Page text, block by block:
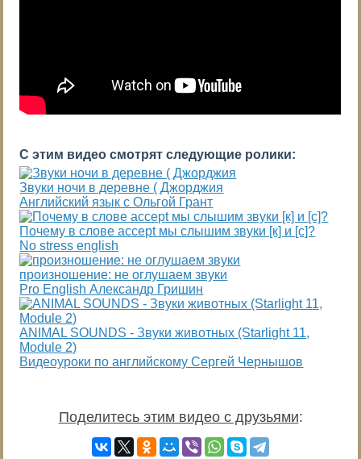
С этим видео смотрят следующие ролики:
Звуки ночи в деревне ( Джорджия
Английский язык с Ольгой Грант
Почему в слове accept мы слышим звуки [к] и [с]?
No stress english
произношение: не оглушаем звуки
Pro English Александр Гришин
ANIMAL SOUNDS - Звуки животных (Starlight 11,
Module 2)
Видеоуроки по английскому Сергей Чернышов
Поделитесь этим видео с друзьями: